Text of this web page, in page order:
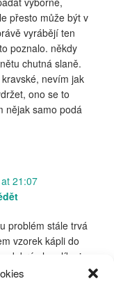
přesto může být v
vyrábějí ten
poznalo. někdy
chutná slaně.
nevím jak
ono se to
nějak samo podá
21:07
problém stále trvá
vzorek kápli do
dobrý ale mlíko je
když na jídlo